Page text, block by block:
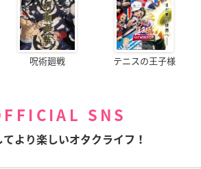
呪術廻戦 テニスの王子様
SNS
てより楽しいオタクライフ！